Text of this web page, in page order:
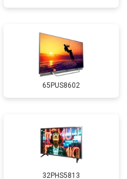
65PUS8602
32PHS5813